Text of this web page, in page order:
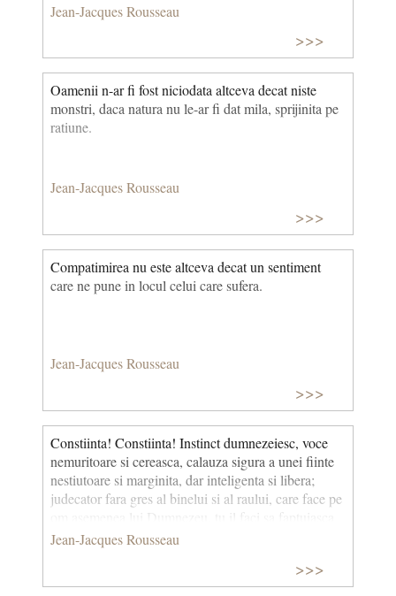
Jean-Jacques Rousseau
>>>
Oamenii n-ar fi fost niciodata altceva decat niste
monstri, daca natura nu le-ar fi dat mila, sprijinita pe
ratiune.
Jean-Jacques Rousseau
>>>
Compatimirea nu este altceva decat un sentiment
care ne pune in locul celui care sufera.
Jean-Jacques Rousseau
>>>
Constiinta! Constiinta! Instinct dumnezeiesc, voce
nemuritoare si cereasca, calauza sigura a unei fiinte
nestiutoare si marginita, dar inteligenta si libera;
judecator fara gres al binelui si al raului, care face pe
om asemenea lui Dumnezeu, tu il faci sa faptuiasca
ce e moral! Fara tine nu simt in mine nimic care sa
ma ridice deasupra dobitoacelor.
Jean-Jacques Rousseau
>>>